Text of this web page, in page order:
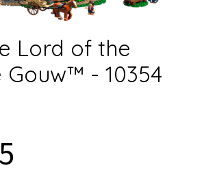
Lord of the
Gouw™ - 10354